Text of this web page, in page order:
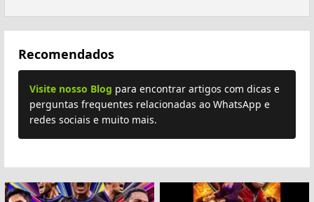
Recomendados
Visite nosso Blog para encontrar artigos com dicas e
perguntas frequentes relacionadas ao WhatsApp e
redes sociais e muito mais.